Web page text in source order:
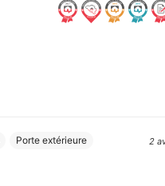
2
Porte extérieure